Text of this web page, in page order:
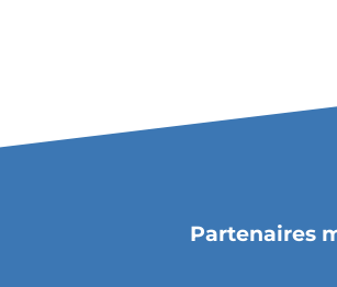
Partenaires